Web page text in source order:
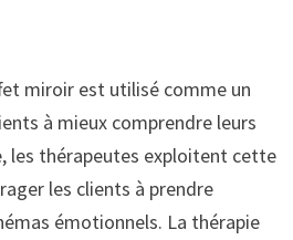
miroir est utilisé comme un
à mieux comprendre leurs
les thérapeutes exploitent cette
les clients à prendre
émotionnels. La thérapie